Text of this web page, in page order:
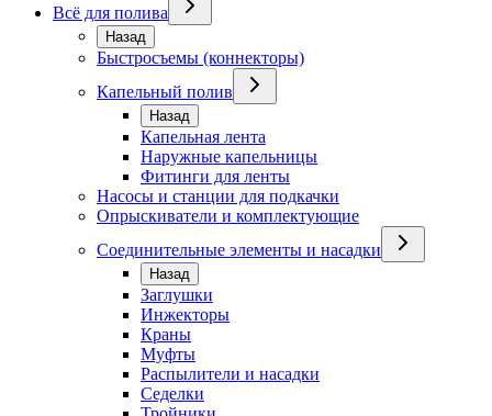
Всё для полива
Назад
Быстросъемы (коннекторы)
Капельный полив
Назад
Капельная лента
Наружные капельницы
Фитинги для ленты
Насосы и станции для подкачки
Опрыскиватели и комплектующие
Соединительные элементы и насадки
Назад
Заглушки
Инжекторы
Краны
Муфты
Распылители и насадки
Седелки